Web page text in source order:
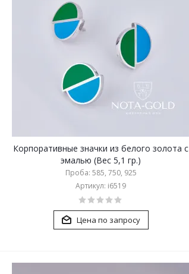
Корпоративные значки из белого золота с
эмалью (Вес 5,1 гр.)
Проба: 585, 750, 925
Артикул: i6519
Цена по запросу